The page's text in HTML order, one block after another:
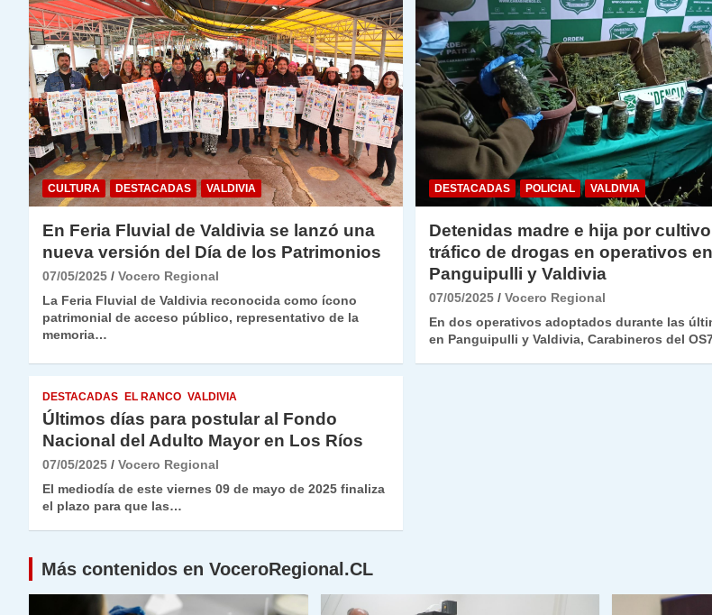
CULTURA DESTACADAS VALDIVIA
En Feria Fluvial de Valdivia se lanzó una
nueva versión del Día de los Patrimonios
07/05/2025
Vocero Regional
La Feria Fluvial de Valdivia reconocida como ícono
patrimonial de acceso público, representativo de la
memoria…
DESTACADAS POLICIAL VALDIVIA
Detenidas madre e hija por
tráfico de drogas en operativos en
Panguipulli y Valdivia
07/05/2025
Vocero Regional
En dos operativos adoptados durante las
en Panguipulli y Valdivia, Carabineros del
DESTACADAS EL RANCO VALDIVIA
Últimos días para postular al Fondo
Nacional del Adulto Mayor en Los Ríos
07/05/2025
Vocero Regional
El mediodía de este viernes 09 de mayo de 2025 finaliza
el plazo para que las…
Más contenidos en VoceroRegional.CL